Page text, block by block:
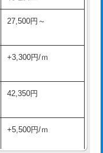
16,500円
現場見積
16,500円
27,500円～
+3,300円/ｍ
42,350円
+5,500円/ｍ